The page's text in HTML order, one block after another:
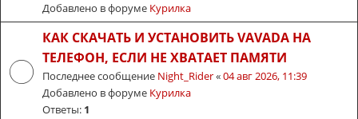
Добавлено в форуме Курилка
КАК СКАЧАТЬ И УСТАНОВИТЬ VAVADA НА
ТЕЛЕФОН, ЕСЛИ НЕ ХВАТАЕТ ПАМЯТИ
Последнее сообщение Night_Rider«04 авг 2026, 11:39
Добавлено в форуме Курилка
Ответы: 1